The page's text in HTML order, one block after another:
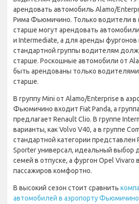
арендовать автомобиль Alamo/
Рима Фьюмичино. Только водители в
старше могут арендовать
и Intermediate, а для аренды
стандартной группы водителям
старше. Роскошные автомобили от
быть арендованы только водителями
старше.
В группу Mini от Alamo/Enterprise в
Фьюмичино входит Fiat Panda, а
предлагает Renault Clio. В группе
варианты, как Volvo V40, а в группе
стандартной категории представлен
Sporter универсал, идеальный выбор
семей в отпуске, а фургон Opel Vivaro
пассажиров комфортно.
В высокий сезон стоит сравнить
автомобилей в аэропорту Фьюмичино